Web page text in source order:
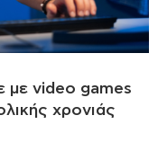
με video games
χρονιάς